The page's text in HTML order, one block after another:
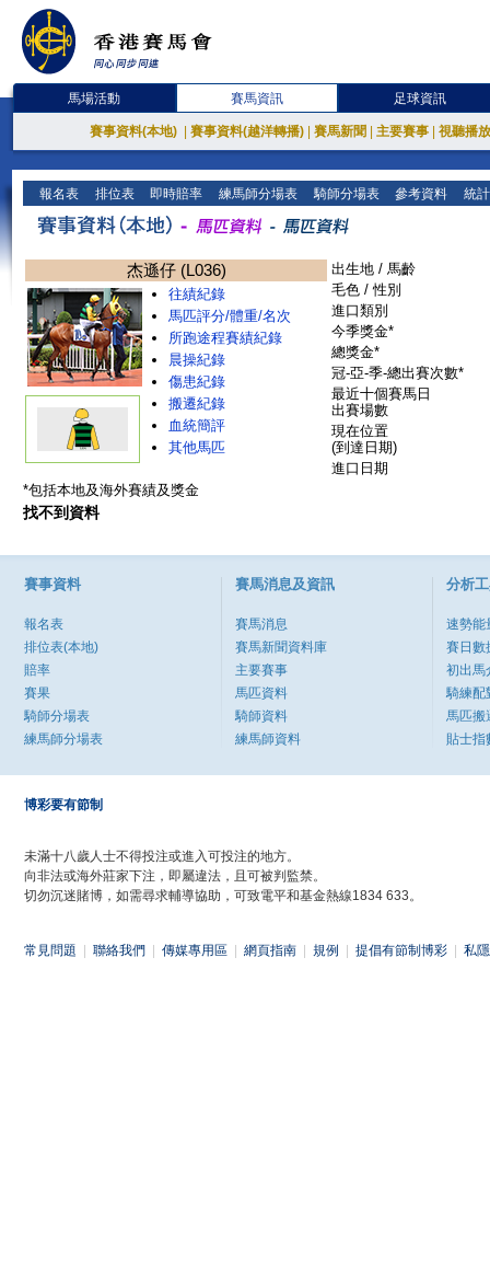
馬場活動 賽馬資訊 足球資訊
賽事資料(本地) 賽事資料(越洋轉播) 賽馬新聞 主要賽事 視聽播
報名表 排位表 即時賠率 練馬師分場表 騎師分場表 參考資料 統
杰遜仔 (L036)
往績紀錄
馬匹評分/體重/名次
所跑途程賽績紀錄
晨操紀錄
傷患紀錄
搬遷紀錄
血統簡評
其他馬匹
出生地 / 馬齡
毛色 / 性別
進口類別
今季獎金*
總獎金*
冠-亞-季-總出賽次數*
最近十個賽馬日
出賽場數
現在位置
(到達日期)
進口日期
*包括本地及海外賽績及獎金
找不到資料
賽事資料
報名表
排位表(本地)
賠率
賽果
騎師分場表
練馬師分場表
賽馬消息及資訊
賽馬消息
賽馬新聞資料庫
主要賽事
馬匹資料
騎師資料
練馬師資料
分析
速勢能
賽日數
初出馬
騎練配
馬匹搬
貼士指
博彩要有節制
未滿十八歲人士不得投注或進入可投注的地方。
向非法或海外莊家下注，即屬違法，且可被判監禁。
切勿沉迷賭博，如需尋求輔導協助，可致電平和基金熱線1834 633。
常見問題 聯絡我們 傳媒專用區 網頁指南 規例 提倡有節制博彩 私